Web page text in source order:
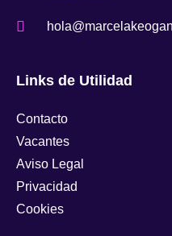
Links de Utilidad
Contacto
Vacantes
Aviso Legal
Privacidad
Cookies